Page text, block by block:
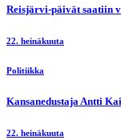
Reisjärvi-päivät saatiin
22. heinäkuuta
Politiikka
Kansanedustaja Antti
22. heinäkuuta